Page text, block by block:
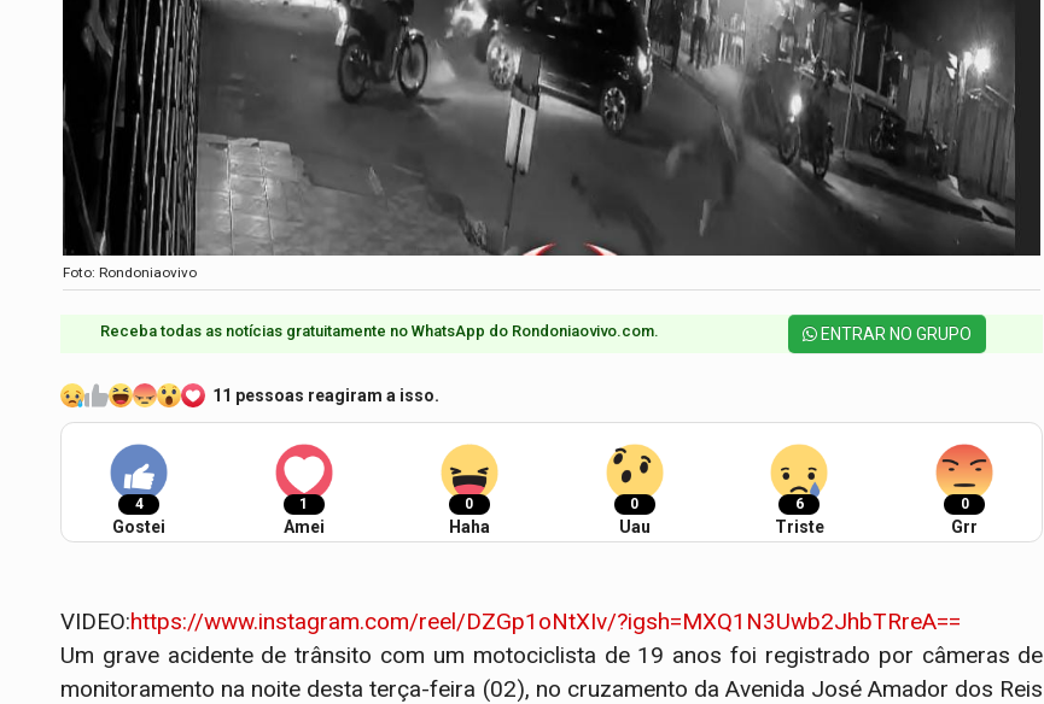
Foto: Rondoniaovivo
Receba todas as notícias gratuitamente no WhatsApp do Rondoniaovivo.com.​ ENTRAR NO GRUPO
11 pessoas reagiram a isso.
4
Gostei
1
Amei
0
Haha
0
Uau
6
Triste
0
Grr
VIDEO:https://www.instagram.com/reel/DZGp1oNtXIv/?igsh=MXQ1N3Uwb2JhbTRreA==
Um grave acidente de trânsito com um motociclista de 19 anos foi registrado por câmeras de
monitoramento na noite desta terça-feira (02), no cruzamento da Avenida José Amador dos Reis